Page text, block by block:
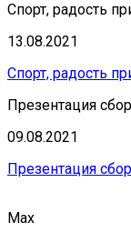
Спорт, радость
13.08.2021
Спорт, радость
Презентация
09.08.2021
Презентация
Мах